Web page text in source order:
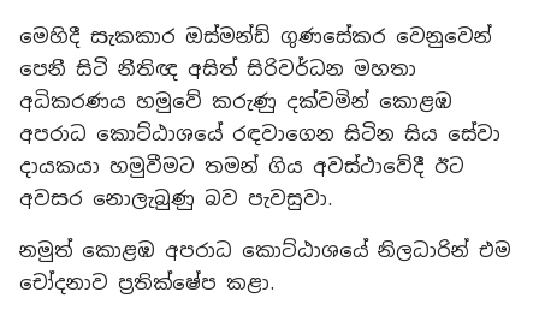
මෙහිදී සැකකාර ඔස්මන්ඩ් ගුණසේකර වෙනුවෙන්
පෙනී සිටි නීතිඥ අසිත් සිරිවර්ධන මහතා
අධිකරණය හමුවේ කරුණු දක්වමින් කොළඹ
අපරාධ කොට්ඨාශයේ රඳවාගෙන සිටින සිය සේවා
දායකයා හමුවීමට තමන් ගිය අවස්ථාවේදී ඊට
අවසර නොලැබුණු බව පැවසුවා.
නමුත් කොළඹ අපරාධ කොට්ඨාශයේ නිලධාරින් එම
චෝදනාව ප්‍රතික්ෂේප කළා.